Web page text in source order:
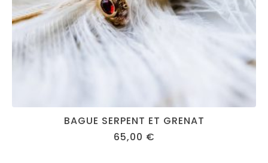
BAGUE SERPENT ET GRENAT
65,00 €